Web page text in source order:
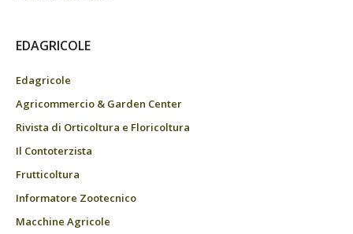
EDAGRICOLE
Edagricole
Agricommercio & Garden Center
Rivista di Orticoltura e Floricoltura
Il Contoterzista
Frutticoltura
Informatore Zootecnico
Macchine Agricole